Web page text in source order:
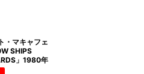
・マキャフェ
SHIPS
」1980年